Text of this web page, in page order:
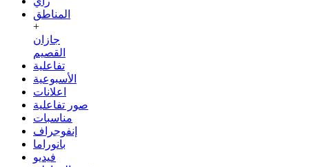
المناطق
+
جازان
القصيم
تفاعلية
الأسبوعية
اعلانات
صور تفاعلية
مناسبات
إنفوجراف
بانوراما
فيديو